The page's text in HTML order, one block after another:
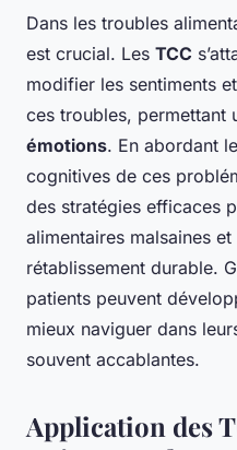
Dans les troubles
est crucial. Les TCC
modifier les sentiments
ces troubles, permettant
émotions. En abordant
cognitives de ces
des stratégies efficaces
alimentaires malsaines
rétablissement durable.
patients peuvent
mieux naviguer dans
souvent accablantes.
Application des